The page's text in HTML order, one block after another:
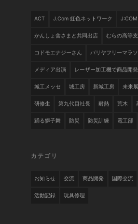
ACT J.com 虹色ネットワーク J:COM
かんしょ舎さまと共同出店 むらの高等
コドモエナジーさん バリヤフリーマラ
メディア出演 レーザー加工機で商品開発
城工メッセ 城工房 新城工房 未来展
研修生 第九代目社長 耐熱 荒木
踊る獅子舞 防災 防災訓練 電工部
カテゴリ
お知らせ 交流 商品開発 国際交流
活動記録 玩具修理